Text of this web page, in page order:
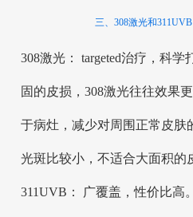
三、308激光和
308激光： targeted治疗，科
固的皮损，308激光往往效果
于病灶，减少对周围正常皮肤
光斑比较小，不适合大面积的
311UVB： 广覆盖，性价比高